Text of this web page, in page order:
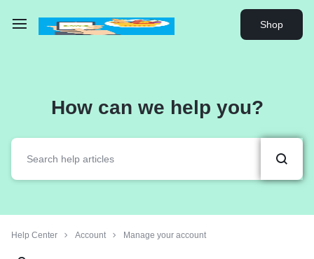
Shop
How can we help you?
Help Center Account Manage your account